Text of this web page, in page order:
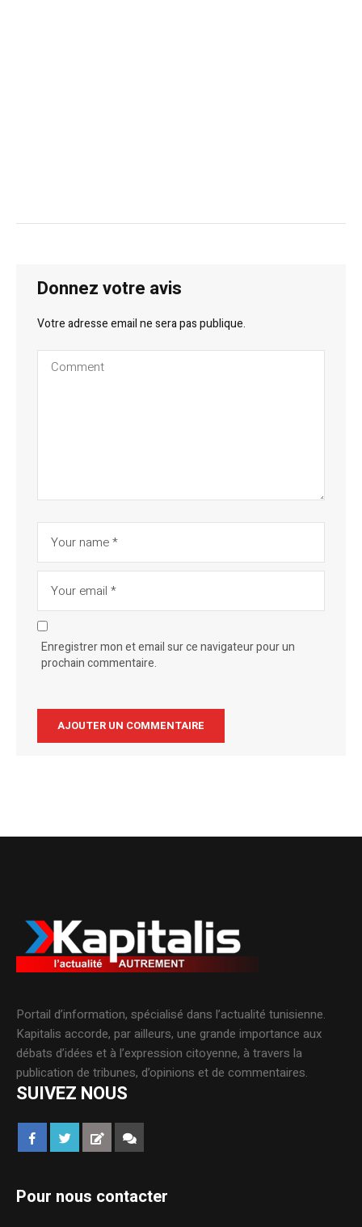
Donnez votre avis
Votre adresse email ne sera pas publique.
Enregistrer mon et email sur ce navigateur pour un
prochain commentaire.
Portail d’information, spécialisé dans l’actualité tunisienne.
Kapitalis accorde, par ailleurs, une grande importance aux
débats d’idées et à l’expression citoyenne, à travers la
publication de tribunes, d’opinions et de commentaires.
SUIVEZ NOUS
Pour nous contacter